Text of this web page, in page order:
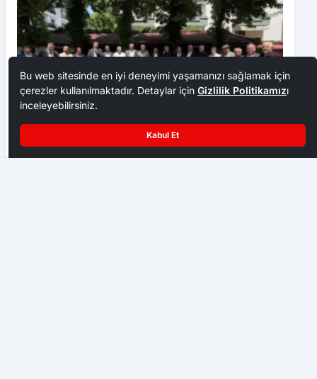
Ankara Ziraat Odaları; hububat alım fiyatları çiftçimizi
Bu web sitesinde en iyi deneyimi yaşamanızı sağlamak için
çerezler kullanılmaktadır. Detaylar için Gizlilik Politikamızı
inceleyebilirsiniz.
Kabul Et